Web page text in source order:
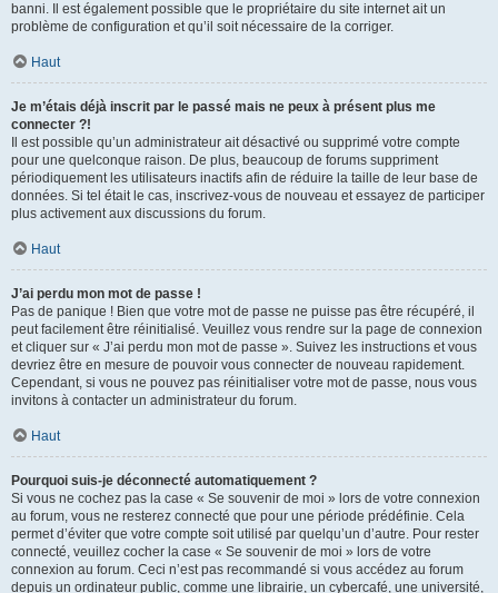
banni. Il est également possible que le propriétaire du site internet ait un
problème de configuration et qu’il soit nécessaire de la corriger.
Haut
Je m’étais déjà inscrit par le passé mais ne peux à présent plus me
connecter ?!
Il est possible qu’un administrateur ait désactivé ou supprimé votre compte
pour une quelconque raison. De plus, beaucoup de forums suppriment
périodiquement les utilisateurs inactifs afin de réduire la taille de leur base de
données. Si tel était le cas, inscrivez-vous de nouveau et essayez de participer
plus activement aux discussions du forum.
Haut
J’ai perdu mon mot de passe !
Pas de panique ! Bien que votre mot de passe ne puisse pas être récupéré, il
peut facilement être réinitialisé. Veuillez vous rendre sur la page de connexion
et cliquer sur « J’ai perdu mon mot de passe ». Suivez les instructions et vous
devriez être en mesure de pouvoir vous connecter de nouveau rapidement.
Cependant, si vous ne pouvez pas réinitialiser votre mot de passe, nous vous
invitons à contacter un administrateur du forum.
Haut
Pourquoi suis-je déconnecté automatiquement ?
Si vous ne cochez pas la case « Se souvenir de moi » lors de votre connexion
au forum, vous ne resterez connecté que pour une période prédéfinie. Cela
permet d’éviter que votre compte soit utilisé par quelqu’un d’autre. Pour rester
connecté, veuillez cocher la case « Se souvenir de moi » lors de votre
connexion au forum. Ceci n’est pas recommandé si vous accédez au forum
depuis un ordinateur public, comme une librairie, un cybercafé, une université,